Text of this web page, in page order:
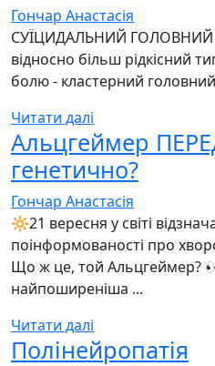
Гончар Анастасія
СУЇЦИДАЛЬНИЙ ГОЛОВНИЙ
відносно більш рідкісний
болю - кластерний
Читати далі
Альцгеймер
генетично?
Гончар Анастасія
🔆21 вересня у світі
поінформованості про
Що ж це, той Альцгеймер?
найпоширеніша ...
Читати далі
Полінейропатія